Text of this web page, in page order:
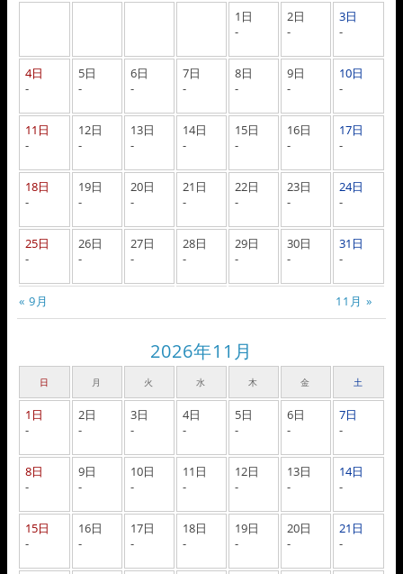
« 9月 11月 »
1日
-
2日
-
3日
-
4日
-
5日
-
6日
-
7日
-
8日
-
9日
-
10日
-
11日
-
12日
-
13日
-
14日
-
15日
-
16日
-
17日
-
18日
-
19日
-
20日
-
21日
-
22日
-
23日
-
24日
-
25日
-
26日
-
27日
-
28日
-
29日
-
30日
-
31日
-
2026年11月
日 月 火 水 木 金 土
1日
-
2日
-
3日
-
4日
-
5日
-
6日
-
7日
-
8日
-
9日
-
10日
-
11日
-
12日
-
13日
-
14日
-
15日
-
16日
-
17日
-
18日
-
19日
-
20日
-
21日
-